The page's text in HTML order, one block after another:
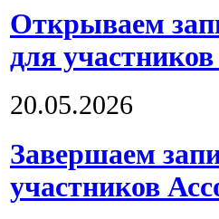
Открываем
для
20.05.2026
Завершаем
участников